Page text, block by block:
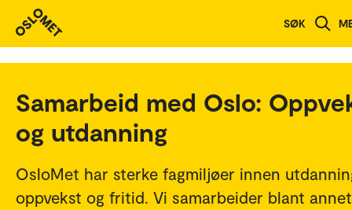
SØK
Samarbeid med Oslo:
og utdanning
OsloMet har sterke fagmiljøer innen
oppvekst og fritid. Vi samarbeider blant